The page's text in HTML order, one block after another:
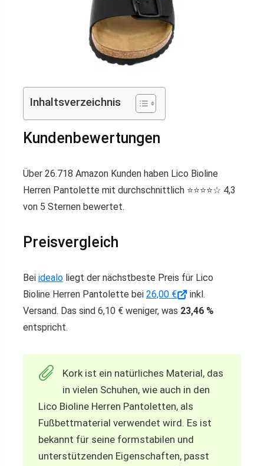
Inhaltsverzeichnis
Kundenbewertungen
Über 26.718 Amazon Kunden haben Lico Bioline
Herren Pantolette mit durchschnittlich ⭐️⭐️⭐️⭐️☆ 4,3
von 5 Sternen bewertet.
Preisvergleich
Bei idealo liegt der nächstbeste Preis für Lico
Bioline Herren Pantolette bei 26,00 €
inkl.
Versand. Das sind 6,10 € weniger, was 23,46 %
entspricht.
Kork ist ein natürliches Material, das
in vielen Schuhen, wie auch in den
Lico Bioline Herren Pantoletten, als
Fußbettmaterial verwendet wird. Es ist
bekannt für seine formstabilen und
unterstützenden Eigenschaften, passt